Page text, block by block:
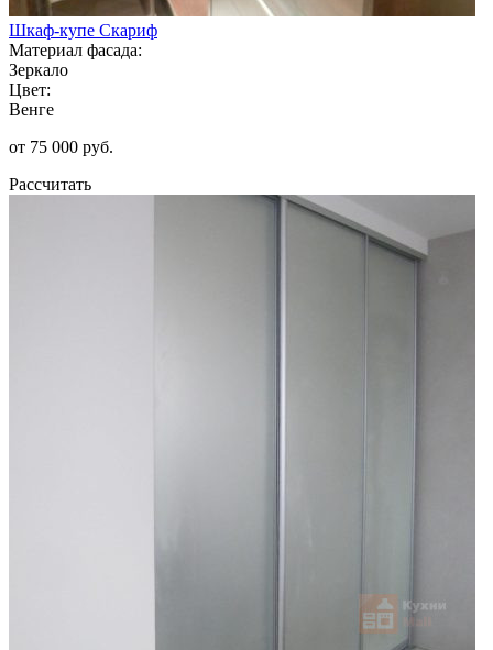
Шкаф-купе Скариф
Материал фасада:
Зеркало
Цвет:
Венге
от 75 000 руб.
Рассчитать